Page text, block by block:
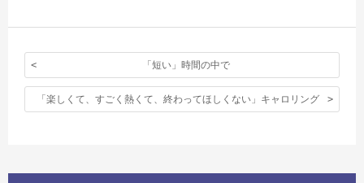
「短い」時間の中で
「楽しくて、すごく熱くて、終わってほしくない」キャロリング